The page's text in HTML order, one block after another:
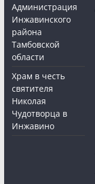
Администрация
Инжавинского
района
Тамбовской
области
Храм в честь
святителя
Николая
Чудотворца в
Инжавино